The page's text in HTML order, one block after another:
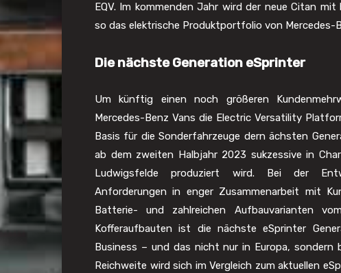
EQV. Im kommenden Jahr wird der neue Citan
so das elektrische Produktportfolio von Mercedes-
Die nächste Generation eSprinter
Um künftig einen noch größeren
Mercedes-Benz Vans die Electric Versatility
Basis für die Sonderfahrzeuge dern ächsten
ab dem zweiten Halbjahr 2023 sukzessive in
Ludwigsfelde produziert wird. Bei der
Anforderungen in enger Zusammenarbeit mit
Batterie- und zahlreichen Aufbauvarianten
Kofferaufbauten ist die nächste eSprinter
Business – und das nicht nur in Europa, sondern
Reichweite wird sich im Vergleich zum aktuellen